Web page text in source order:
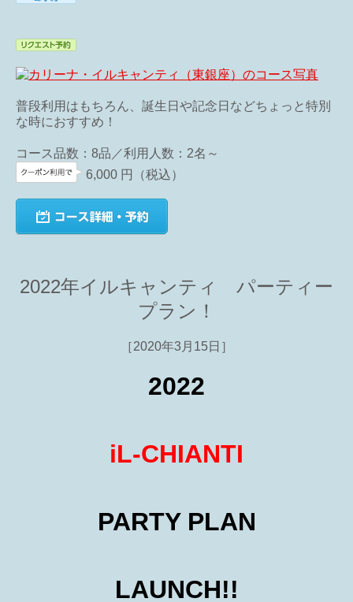
普段利用はもちろん、誕生日や記念日などちょっと特別
な時におすすめ！
コース品数：8品／利用人数：2名～
6,000 円 （税込）
2022年イルキャンティ パーティー
プラン！
［2020年3月15日］
2022
iL-CHIANTI
PARTY PLAN
LAUNCH!!